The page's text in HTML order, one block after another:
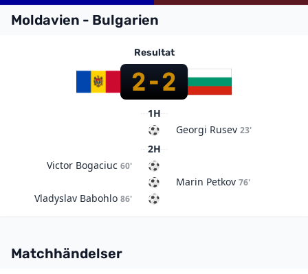
Moldavien - Bulgarien
Resultat
2-2
1H
Georgi Rusev 23'
2H
Victor Bogaciuc 60'
Marin Petkov 76'
Vladyslav Babohlo 86'
Matchhändelser